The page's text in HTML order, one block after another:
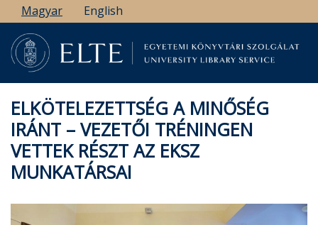
Ugrás
a
tartalomra
Magyar English
ELKÖTELEZETTSÉG A MINŐSÉG
IRÁNT – VEZETŐI TRÉNINGEN
VETTEK RÉSZT AZ EKSZ
MUNKATÁRSAI